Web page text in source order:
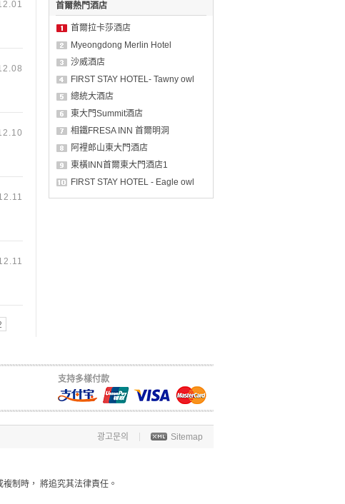
首爾熱門酒店
首爾拉卡莎酒店
Myeongdong Merlin Hotel
沙威酒店
FIRST STAY HOTEL- Tawny owl
總統大酒店
東大門Summit酒店
相鐵FRESA INN 首爾明洞
阿裡郎山東大門酒店
東橫INN首爾東大門酒店1
FIRST STAY HOTEL - Eagle owl
支持多樣付款
광고문의 Sitemap
制時， 將追究其法律責任。